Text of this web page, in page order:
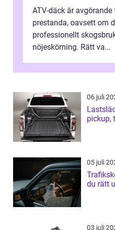
ATV-däck är
prestanda, oavsett om
professionellt
nöjeskörning. Rätt va...
06 juli
Lastsläde smartare
pickup,
05 juli
du rätt
03 juli